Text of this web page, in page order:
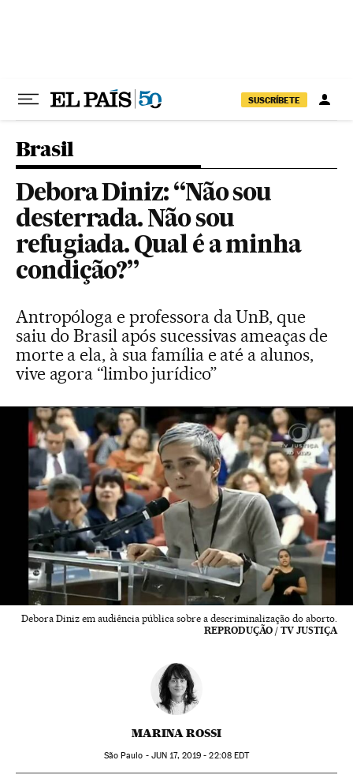
SUSCRÍBETE
Brasil
Debora Diniz: “Não sou
desterrada. Não sou
refugiada. Qual é a minha
condição?”
Antropóloga e professora da UnB, que
saiu do Brasil após sucessivas ameaças de
morte a ela, à sua família e até a alunos,
vive agora “limbo jurídico”
Debora Diniz em audiência pública sobre a descriminalização do aborto.
REPRODUÇÃO / TV JUSTIÇA
MARINA ROSSI
São Paulo - JUN 17, 2019 - 22:08EDT